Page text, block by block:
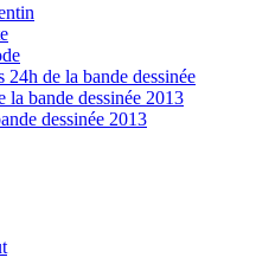
24h de la bande dessinée
la bande dessinée 2013
dessinée 2013